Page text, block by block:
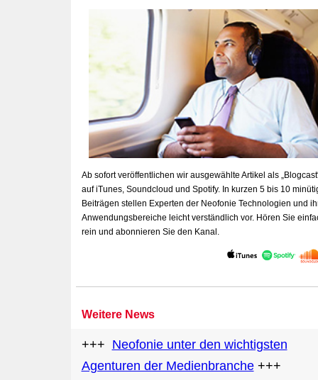
Ab sofort veröffentlichen wir ausgewählte Artikel als
auf iTunes, Soundcloud und Spotify. In kurzen 5 bis 10
Beiträgen stellen Experten der Neofonie Technologien und
Anwendungsbereiche leicht verständlich vor. Hören Sie
rein und abonnieren Sie den Kanal.
Weitere News
+++ Neofonie unter den wichtigsten
Agenturen der Medienbranche+++